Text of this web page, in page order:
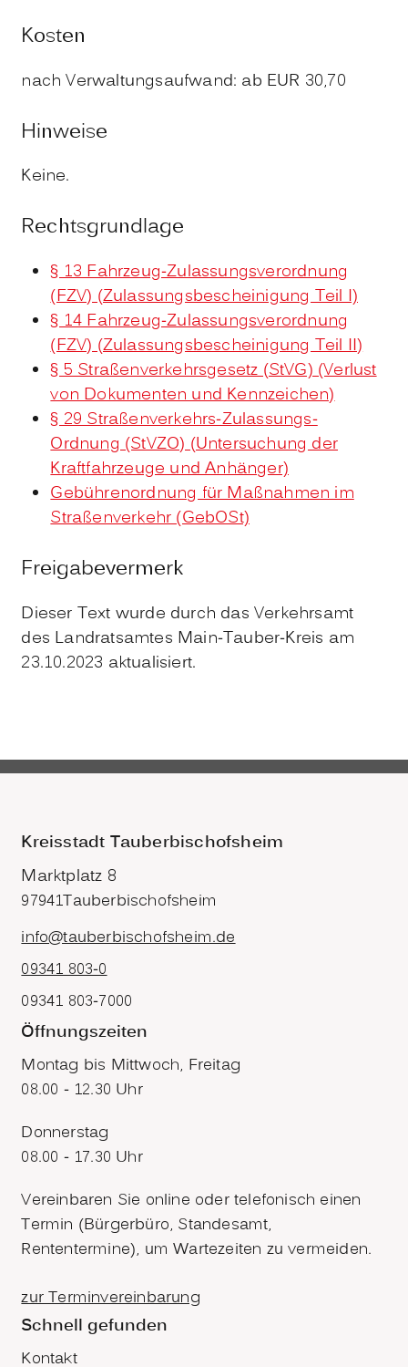
Kosten
nach Verwaltungsaufwand: ab EUR 30,70
Hinweise
Keine.
Rechtsgrundlage
§ 13 Fahrzeug-Zulassungsverordnung
(FZV) (Zulassungsbescheinigung Teil I)
§ 14 Fahrzeug-Zulassungsverordnung
(FZV) (Zulassungsbescheinigung Teil II)
§ 5 Straßenverkehrsgesetz (StVG) (Verlust
von Dokumenten und Kennzeichen)
§ 29 Straßenverkehrs-Zulassungs-
Ordnung (StVZO) (Untersuchung der
Kraftfahrzeuge und Anhänger)
Gebührenordnung für Maßnahmen im
Straßenverkehr (GebOSt)
Freigabevermerk
Dieser Text wurde durch das Verkehrsamt
des Landratsamtes Main-Tauber-Kreis am
23.10.2023 aktualisiert.
Kreisstadt Tauberbischofsheim
Marktplatz 8
97941Tauberbischofsheim
info@tauberbischofsheim.de
09341 803-0
09341 803-7000
Öffnungszeiten
Montag bis Mittwoch, Freitag
08.00 - 12.30 Uhr
Donnerstag
08.00 - 17.30 Uhr
Vereinbaren Sie online oder telefonisch einen
Termin (Bürgerbüro, Standesamt,
Rententermine), um Wartezeiten zu vermeiden.
zur Terminvereinbarung
Schnell gefunden
Kontakt